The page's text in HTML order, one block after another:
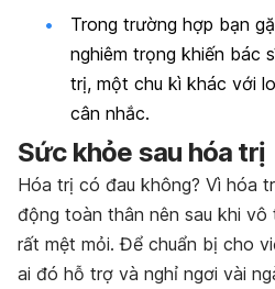
Trong trường hợp bạn
nghiêm trọng khiến bác
trị, một chu kì khác với
cân nhắc.
Sức khỏe sau hóa trị
Hóa trị có đau không? Vì hóa
động toàn thân nên sau khi
rất mệt mỏi. Để chuẩn bị cho
ai đó hỗ trợ và nghỉ ngơi vài